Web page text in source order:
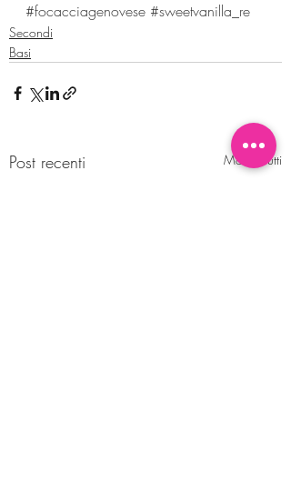
#focacciagenovese #sweetvanilla_re
Secondi
Basi
Post recenti Mostra tutti